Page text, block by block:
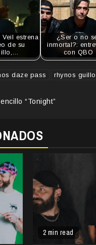
Veil estrena
de su
¿Ser o no
inmortal?:
con QBO
daze pass rhynos
“Tonight”
2 min read